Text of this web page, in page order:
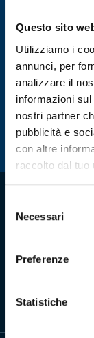
Questo sito
Utilizziamo i
annunci, per
analizzare il
informazioni
nostri partner
pubblicità e
con altre
raccolto dal tuo
delNecessari
Preferenze
Statistiche
Isolani x
Gift Card